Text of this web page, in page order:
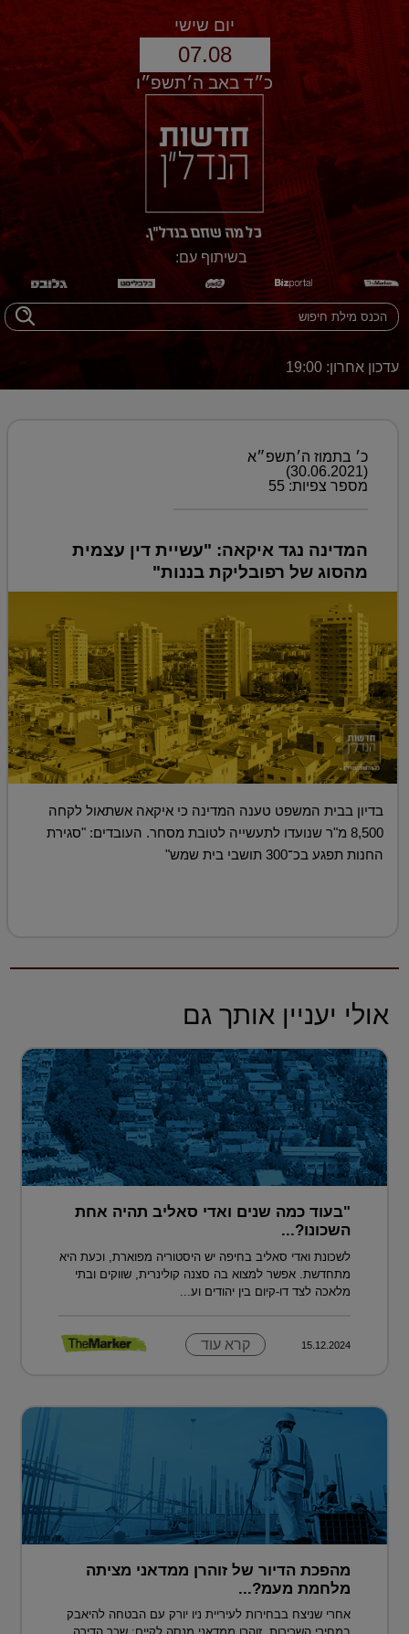
יום שישי
07.08
כ״ד באב ה׳תשפ״ו
בשיתוף עם:
עדכון אחרון: 19:00
כ׳ בתמוז ה׳תשפ״א
(30.06.2021)
מספר צפיות: 55
המדינה נגד איקאה: "עשיית דין עצמית
מהסוג של רפובליקת בננות"
בדיון בבית המשפט טענה המדינה כי איקאה אשתאול לקחה
8,500 מ"ר שנועדו לתעשייה לטובת מסחר. העובדים: "סגירת
החנות תפגע בכ־300 תושבי בית שמש"
אולי יעניין אותך גם
"בעוד כמה שנים ואדי סאליב תהיה אחת
השכונו?...
לשכונת ואדי סאליב בחיפה יש היסטוריה מפוארת, וכעת היא
מתחדשת. אפשר למצוא בה סצנה קולינרית, שווקים ובתי
מלאכה לצד דו-קיום בין יהודים וע...
15.12.2024 קרא עוד
מהפכת הדיור של זוהרן ממדאני מציתה
מלחמת מעמ?...
אחרי שניצח בבחירות לעיריית ניו יורק עם הבטחה להיאבק